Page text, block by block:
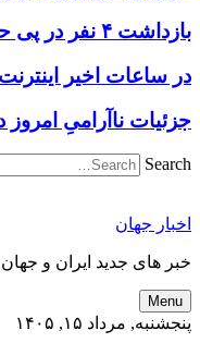
بازداشت ۴ نفر در پی حمله به فرمانداری فسا
در ساعات اخیر
جزئیات ناآرامیِ
Search
اخبار جهان
خبر های جدید ایران و جهان
Menu
پنجشنبه, مرداد ۱۵, ۱۴۰۵